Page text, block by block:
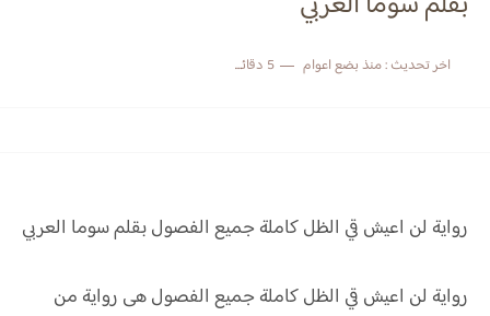
اخر تحديث :منذ بضع اعوام 5 دقائق للقراءة
رواية لن اعيش قي الظل كاملة جميع الفصول بقلم سوما العربي
رواية لن اعيش قي الظل كاملة جميع الفصول هى رواية من